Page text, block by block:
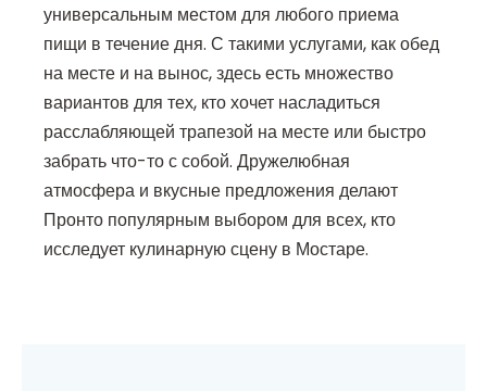
универсальным местом для любого приема
пищи в течение дня. С такими услугами, как обед
на месте и на вынос, здесь есть множество
вариантов для тех, кто хочет насладиться
расслабляющей трапезой на месте или быстро
забрать что-то с собой. Дружелюбная
атмосфера и вкусные предложения делают
Пронто популярным выбором для всех, кто
исследует кулинарную сцену в Мостаре.